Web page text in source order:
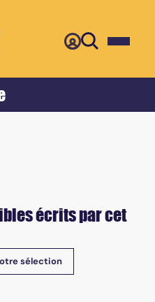
écrits par cet
sélection